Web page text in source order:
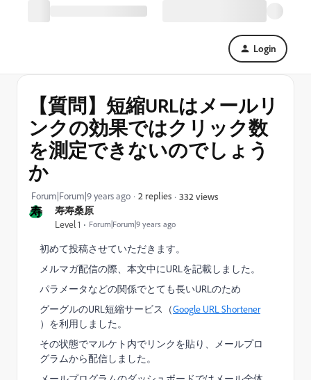
Login
寿 寿寿桑原
Level 1 Forum|Forum|9 years ago
【質問】短縮URLはメールリ
ンクの効果ではクリック数
を測定できないのでしょう
か
Forum|Forum|9 years ago 2 replies 332 views
初めて投稿させていただきます。
メルマガ配信の際、本文中にURLを記載しました。
パラメータなどの関係でとても長いURLのため
グーグルのURL短縮サービス（Google URL Shortener
）を利用しました。
その状態でマルケト内でリンクを貼り、メールプロ
グラムから配信しました。